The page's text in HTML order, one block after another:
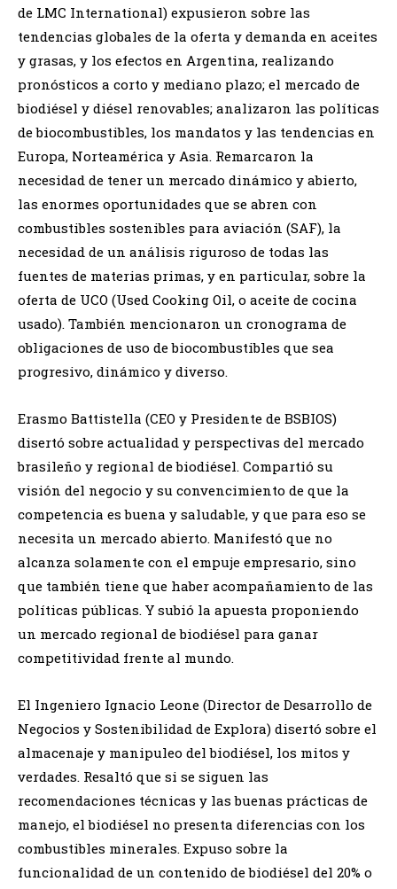
de LMC International) expusieron sobre las
tendencias globales de la oferta y demanda en aceites
y grasas, y los efectos en Argentina, realizando
pronósticos a corto y mediano plazo; el mercado de
biodiésel y diésel renovables; analizaron las políticas
de biocombustibles, los mandatos y las tendencias en
Europa, Norteamérica y Asia. Remarcaron la
necesidad de tener un mercado dinámico y abierto,
las enormes oportunidades que se abren con
combustibles sostenibles para aviación (SAF), la
necesidad de un análisis riguroso de todas las
fuentes de materias primas, y en particular, sobre la
oferta de UCO (Used Cooking Oil, o aceite de cocina
usado). También mencionaron un cronograma de
obligaciones de uso de biocombustibles que sea
progresivo, dinámico y diverso.
Erasmo Battistella (CEO y Presidente de BSBIOS)
disertó sobre actualidad y perspectivas del mercado
brasileño y regional de biodiésel. Compartió su
visión del negocio y su convencimiento de que la
competencia es buena y saludable, y que para eso se
necesita un mercado abierto. Manifestó que no
alcanza solamente con el empuje empresario, sino
que también tiene que haber acompañamiento de las
políticas públicas. Y subió la apuesta proponiendo
un mercado regional de biodiésel para ganar
competitividad frente al mundo.
El Ingeniero Ignacio Leone (Director de Desarrollo de
Negocios y Sostenibilidad de Explora) disertó sobre el
almacenaje y manipuleo del biodiésel, los mitos y
verdades. Resaltó que si se siguen las
recomendaciones técnicas y las buenas prácticas de
manejo, el biodiésel no presenta diferencias con los
combustibles minerales. Expuso sobre la
funcionalidad de un contenido de biodiésel del 20% o